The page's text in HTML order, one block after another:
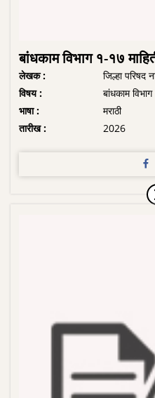
बांधकाम विभाग १-१७
लेखक :
जिल्हा परिषद
विषय :
बांधकाम
भाषा :
मराठी
तारीख :
2026